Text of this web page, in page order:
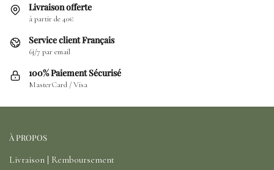
Livraison offerte
à partir de 40€
Service client Français
6j/7 par email
100% Paiement Sécurisé
MasterCard / Visa
À PROPOS
Livraison | Remboursement